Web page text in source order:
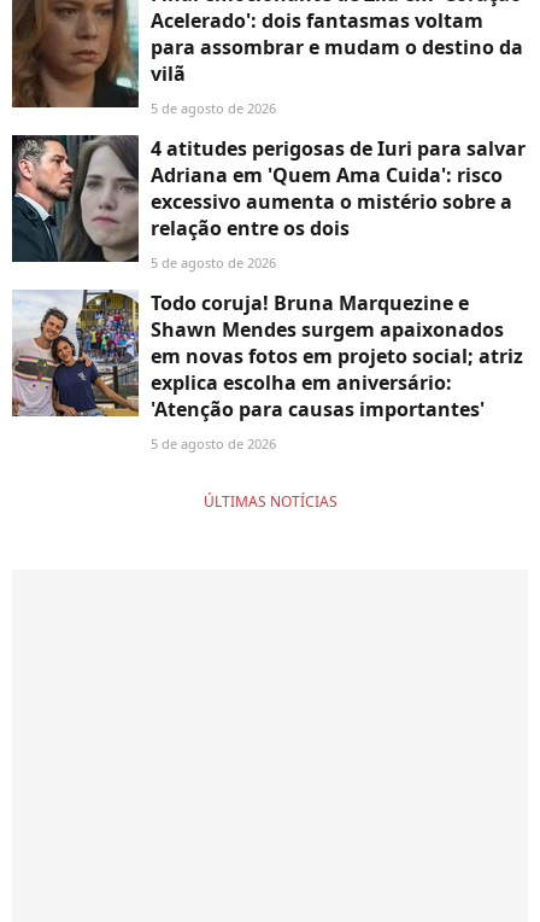
Acelerado': dois fantasmas voltam
para assombrar e mudam o destino da
vilã
5 de agosto de 2026
4 atitudes perigosas de Iuri para salvar
Adriana em 'Quem Ama Cuida': risco
excessivo aumenta o mistério sobre a
relação entre os dois
5 de agosto de 2026
Todo coruja! Bruna Marquezine e
Shawn Mendes surgem apaixonados
em novas fotos em projeto social; atriz
explica escolha em aniversário:
'Atenção para causas importantes'
5 de agosto de 2026
ÚLTIMAS NOTÍCIAS